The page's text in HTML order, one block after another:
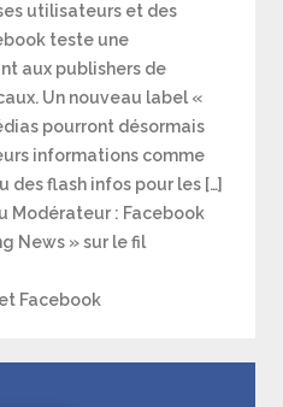
utilisateurs et des
teste une
aux publishers de
Un nouveau label «
pourront désormais
informations comme
des flash infos pour les […]
Modérateur : Facebook
News » sur le fil
Facebook